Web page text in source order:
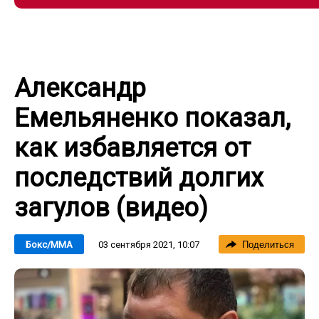
Александр
Емельяненко показал,
как избавляется от
последствий долгих
загулов (видео)
Бокс/ММА 03 сентября 2021, 10:07 Поделиться